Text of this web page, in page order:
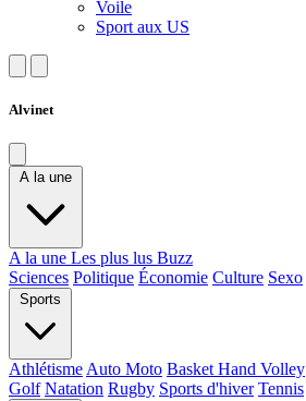
Voile
Sport aux US
Alvinet
A la une
A la une Les plus lus Buzz
Sciences Politique Économie Culture Sexo
Sports
Athlétisme Auto Moto Basket Hand Volley
Golf Natation Rugby Sports d'hiver Tennis